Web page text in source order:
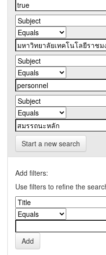
Start a new search
Add filters:
Use filters to refine the